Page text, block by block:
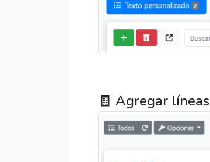
🧾 Agregar